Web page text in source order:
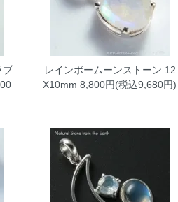
ブ
レインボームーンストーン 12
X10mm 8,800円(税込9,680円)